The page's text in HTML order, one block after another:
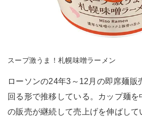
スープ激うま！札幌味噌ラーメン
ローソンの24年3～12月の即席麺販
回る形で推移している。カップ麺
の販売が継続して売上げを伸ばし